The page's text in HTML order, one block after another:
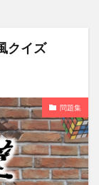
クイズ
問題集